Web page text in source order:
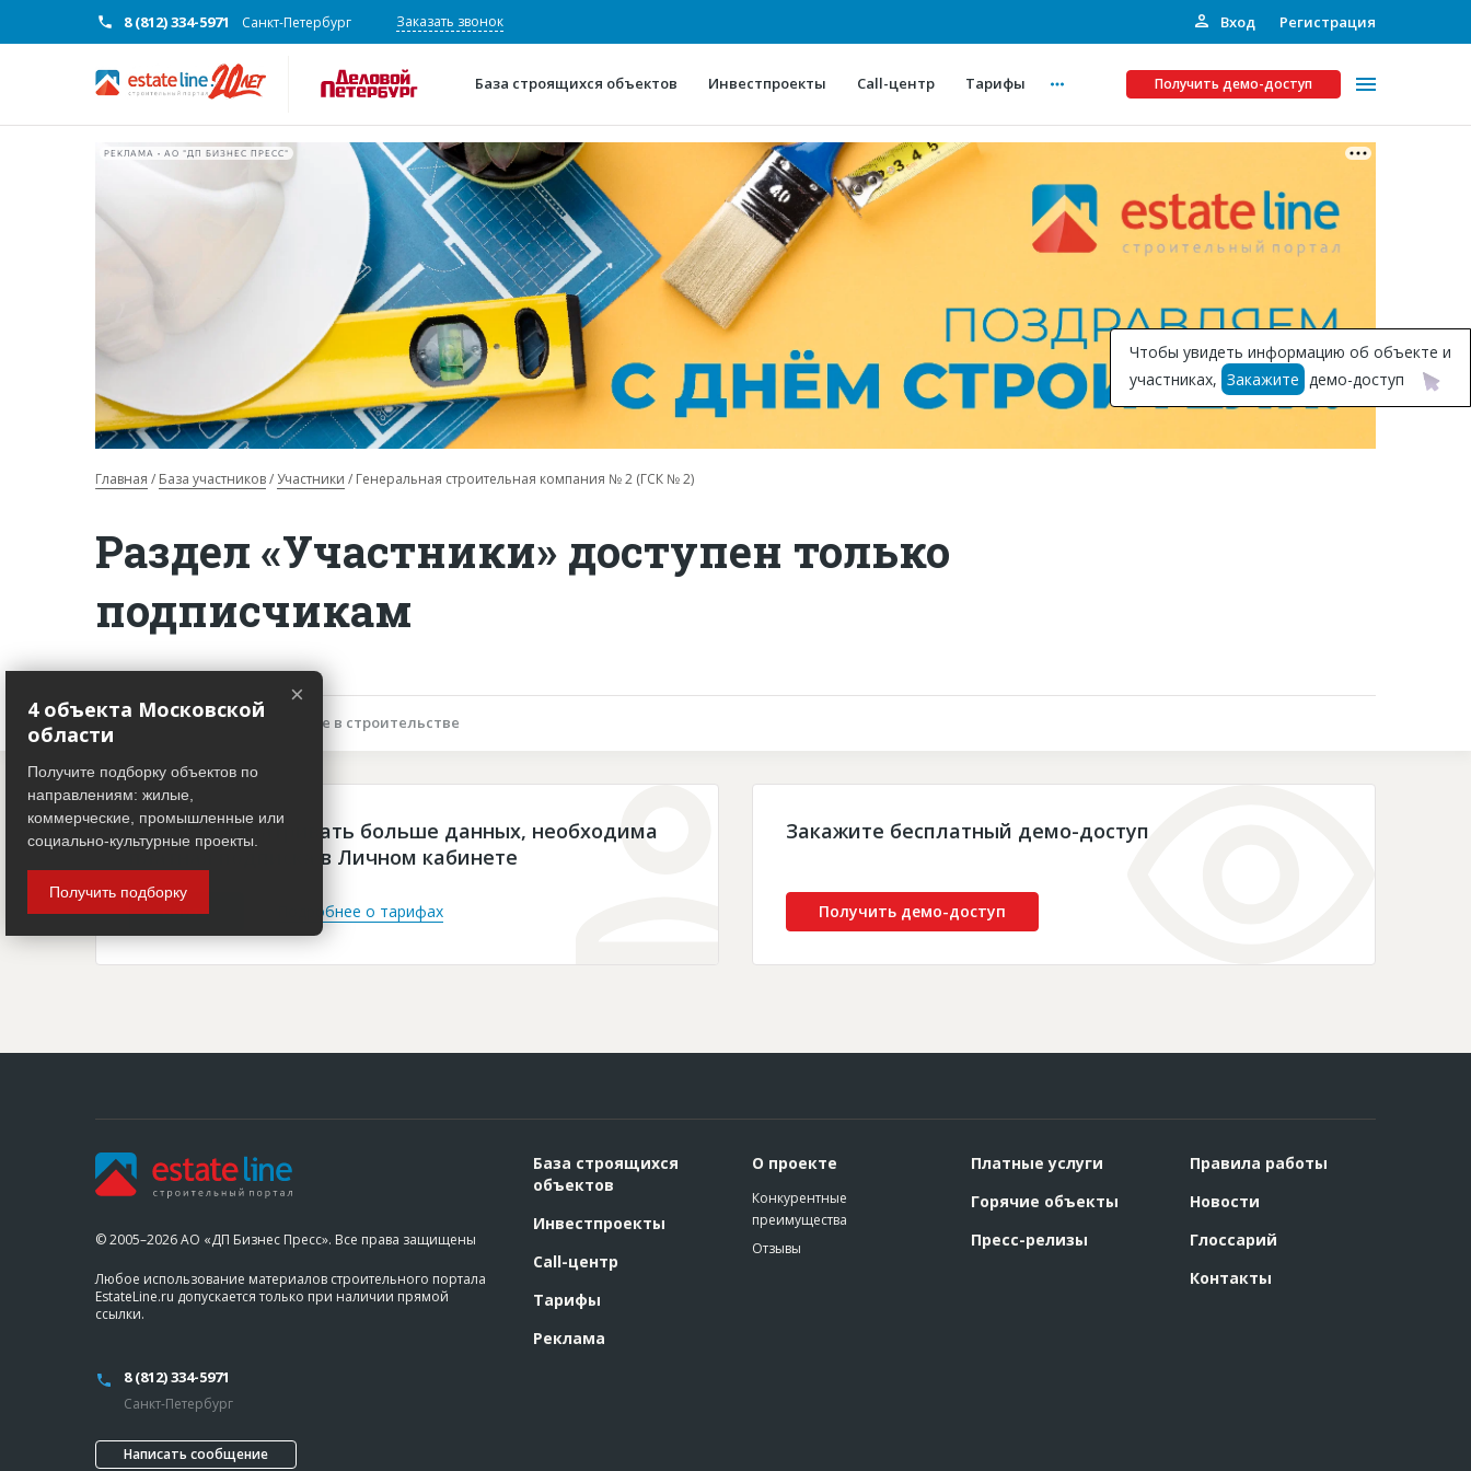
8 (812) 334-5971 Санкт-Петербург Заказать звонок Вход Регистрация
База строящихся объектов Инвестпроекты Call-центр Тарифы Получить демо-доступ
О проекте
Конкурентные преимущества
Горячие объекты
Глоссарий
Платные услуги
Рекламодателям
Инвестпроекты
Подписка на Базу
РЕКЛАМА • АО "ДП БИЗНЕС ПРЕСС"
Главная База участников Участники Генеральная строительная компания № 2 (ГСК № 2)
Раздел «Участники» доступен только
подписчикам
Описание объекта Участие в строительстве
Чтобы просматривать больше данных, необходима
платная подписка в Личном кабинете
Войти Подробнее о тарифах
Закажите бесплатный демо-доступ
Получить демо-доступ
Чтобы увидеть информацию об объекте и
участниках, Закажите демо-доступ
© 2005–2026 АО «ДП Бизнес Пресс». Все права защищены
Любое использование материалов строительного портала
EstateLine.ru допускается только при наличии прямой
ссылки.
8 (812) 334-5971
Санкт-Петербург
Написать сообщение
База строящихся
объектов
Инвестпроекты
Call-центр
Тарифы
Реклама
О проекте
Конкурентные
преимущества
Отзывы
Платные услуги
Горячие объекты
Пресс-релизы
Правила работы
Новости
Глоссарий
Контакты
×
4 объекта Московской
области
Получите подборку объектов по
направлениям: жилые,
коммерческие, промышленные или
социально-культурные проекты.
Получить подборку